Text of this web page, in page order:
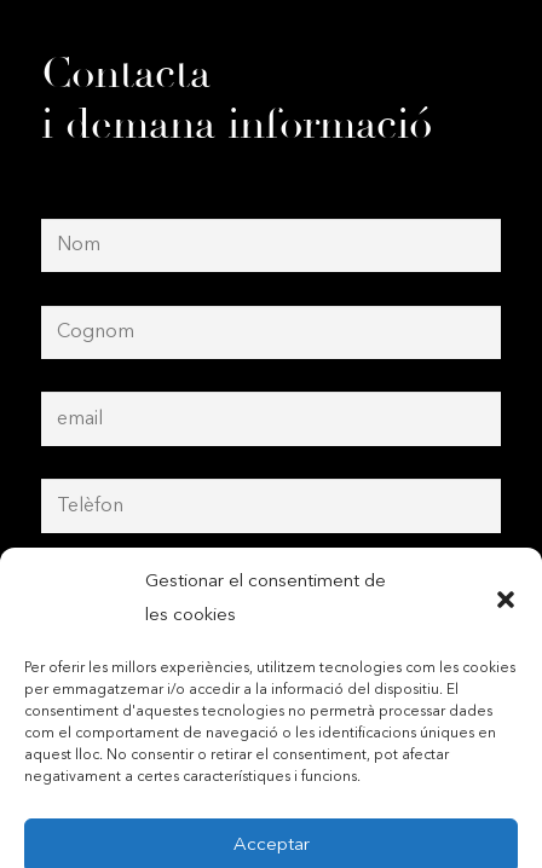
Gestionar el consentiment de
les cookies
Per oferir les millors experiències, utilitzem tecnologies com les cookies
per emmagatzemar i/o accedir a la informació del dispositiu. El
consentiment d'aquestes tecnologies no permetrà processar dades
com el comportament de navegació o les identificacions úniques en
aquest lloc. No consentir o retirar el consentiment, pot afectar
negativament a certes característiques i funcions.
Acceptar
Contacta
i demana informació
Contactar per telèfon mòbil